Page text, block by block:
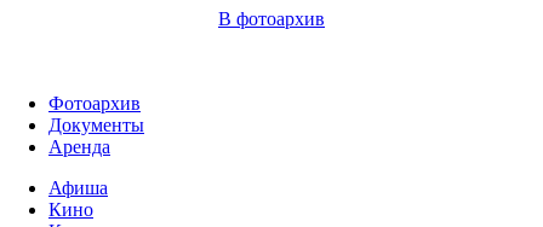
В фотоархив
Фотоархив
Документы
Аренда
Афиша
Кино